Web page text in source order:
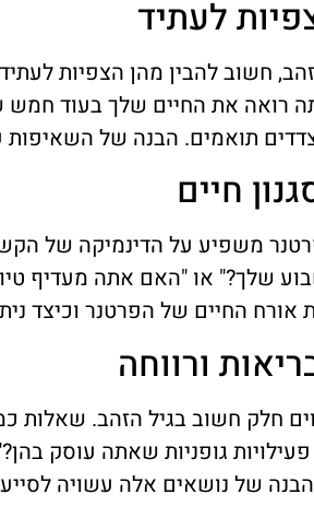
לעתיד
חשוב להבין מהן הצפיות
רואה את החיים שלך בעוד חמש
תואמים. הבנה של השאיפות
חיים
משפיע על הדינמיקה של
שלך?" או "האם אתה מעדיף
החיים של הפרטנר וכיצד
ורווחה
חלק חשוב בגיל הזהב. שאלות
גופניות שאתה עוסק
של נושאים אלה עשויה